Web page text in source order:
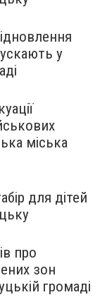
у
міська
для дітей
про
зон
громаді